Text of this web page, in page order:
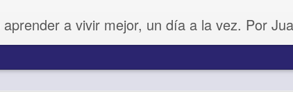
a vivir mejor, un día a la vez. Por